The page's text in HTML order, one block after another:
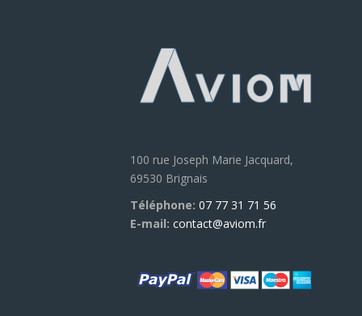
100 rue Joseph Marie Jacquard,
69530 Brignais
Téléphone: 07 77 31 71 56
E-mail: contact@aviom.fr